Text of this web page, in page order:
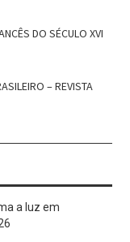
DO SÉCULO XVI
– REVISTA
a luz em